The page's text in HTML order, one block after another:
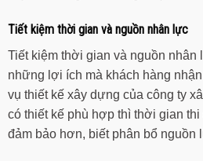
Tiết kiệm thời gian và nguồn nhân lực
Tiết kiệm thời gian và nguồn nhân
những lợi ích mà khách hàng
vụ thiết kế xây dựng của công ty
có thiết kế phù hợp thì thời gian
đảm bảo hơn, biết phân bổ nguồn